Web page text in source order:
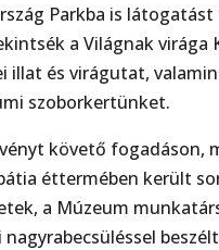
Parkba is látogatást
a Világnak virága
illat és virágutat,
szoborkertünket.
követő fogadáson,
éttermében került
a Múzeum
nagyrabecsüléssel